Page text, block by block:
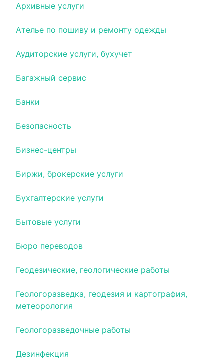
Архивные услуги
Ателье по пошиву и ремонту одежды
Аудиторские услуги, бухучет
Багажный сервис
Банки
Безопасность
Бизнес-центры
Биржи, брокерские услуги
Бухгалтерские услуги
Бытовые услуги
Бюро переводов
Геодезические, геологические работы
Геологоразведка, геодезия и картография,
метеорология
Геологоразведочные работы
Дезинфекция